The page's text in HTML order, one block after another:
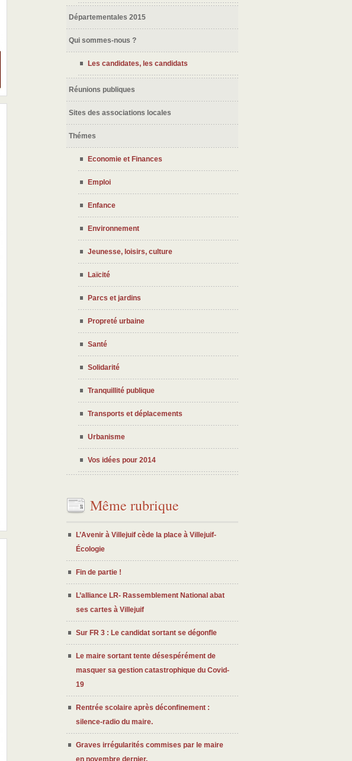
Départementales 2015
Qui sommes-nous ?
Les candidates, les candidats
Réunions publiques
Sites des associations locales
Thémes
Economie et Finances
Emploi
Enfance
Environnement
Jeunesse, loisirs, culture
Laïcité
Parcs et jardins
Propreté urbaine
Santé
Solidarité
Tranquillité publique
Transports et déplacements
Urbanisme
Vos idées pour 2014
Même rubrique
L’Avenir à Villejuif cède la place à Villejuif-
Écologie
Fin de partie !
L’alliance LR- Rassemblement National abat
ses cartes à Villejuif
Sur FR 3 : Le candidat sortant se dégonfle
Le maire sortant tente désespérément de
masquer sa gestion catastrophique du Covid-
19
Rentrée scolaire après déconfinement :
silence-radio du maire.
Graves irrégularités commises par le maire
en novembre dernier.